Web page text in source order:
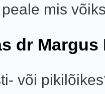
mis
dr Margus
või